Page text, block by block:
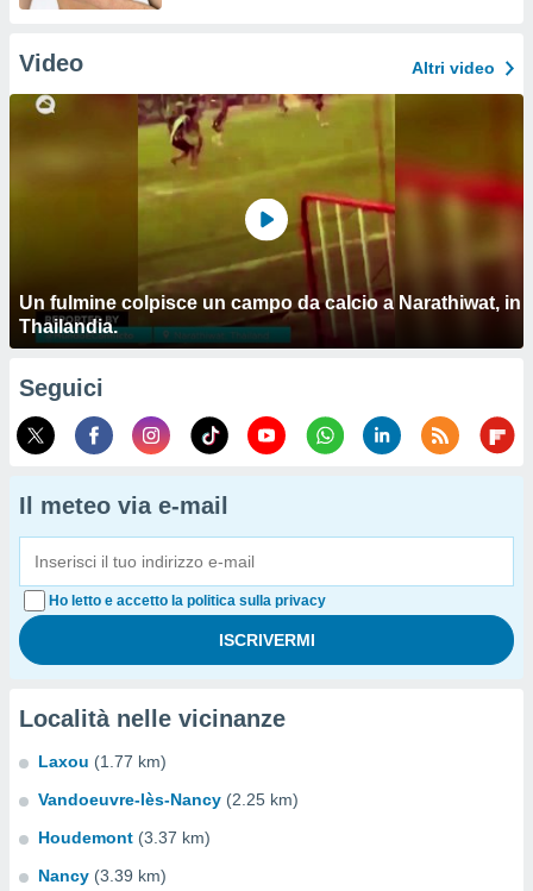
Video Altri video
Un fulmine colpisce un campo da calcio a Narathiwat, in
Thailandia.
Seguici
Il meteo via e-mail
Ho letto e accetto la politica sulla privacy
Località nelle vicinanze
Laxou (1.77 km)
Vandoeuvre-lès-Nancy (2.25 km)
Houdemont (3.37 km)
Nancy (3.39 km)